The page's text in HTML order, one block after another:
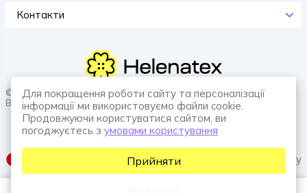
Контакти
© 2026 HELENATEX «Ґудзики, вішаки, нитки. Власне виробництво.
Все для швейної справи.»
SUFIX web agency
Для покращення роботи сайту та персоналізації
інформації ми використовуємо файли cookie.
Продовжуючи користуватися сайтом, ви
погоджуєтесь з умовами користування
Прийняти